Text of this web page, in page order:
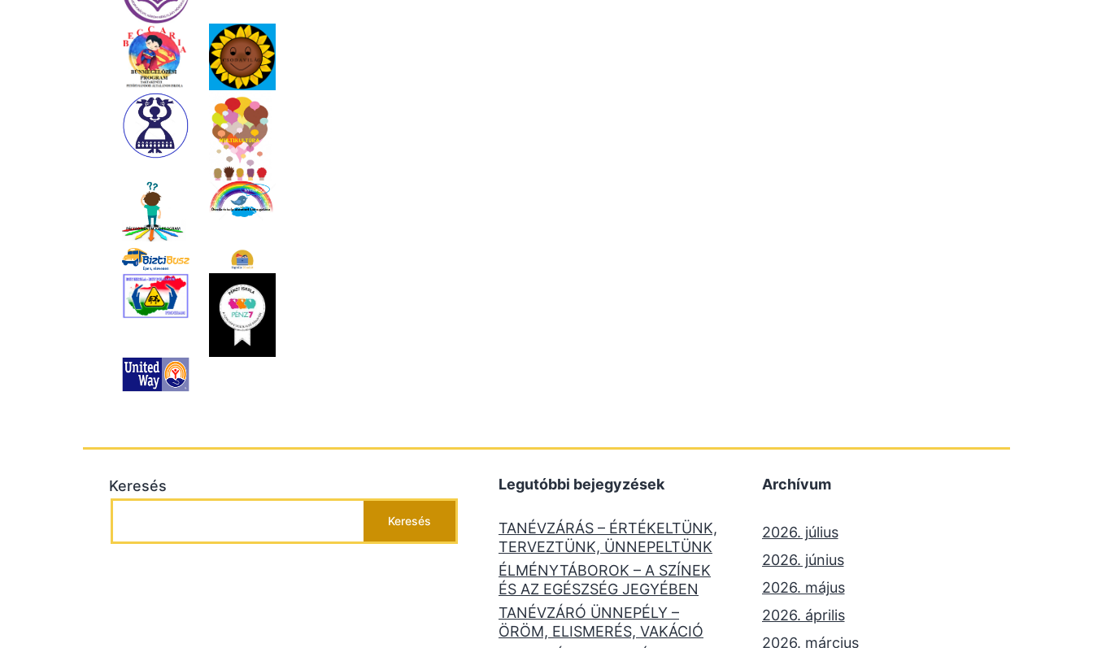
Keresés
Keresés
Legutóbbi bejegyzések
TANÉVZÁRÁS – ÉRTÉKELTÜNK,
TERVEZTÜNK, ÜNNEPELTÜNK
ÉLMÉNYTÁBOROK – A SZÍNEK
ÉS AZ EGÉSZSÉG JEGYÉBEN
TANÉVZÁRÓ ÜNNEPÉLY –
ÖRÖM, ELISMERÉS, VAKÁCIÓ
Archívum
2026. július
2026. június
2026. május
2026. április
2026. március